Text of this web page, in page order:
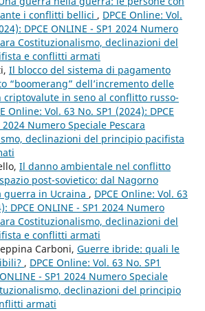
i conflitti bellici , DPCE Online: Vol.
DPCE ONLINE - SP1 2024 Numero
Costituzionalismo, declinazioni del
e conflitti armati
Il blocco del sistema di pagamento
“boomerang” dell’incremento delle
criptovalute in seno al conflitto russo-
Online: Vol. 63 No. SP1 (2024): DPCE
2024 Numero Speciale Pescara
declinazioni del principio pacifista
Il danno ambientale nel conflitto
post-sovietico: dal Nagorno
guerra in Ucraina , DPCE Online: Vol. 63
DPCE ONLINE - SP1 2024 Numero
Costituzionalismo, declinazioni del
e conflitti armati
Carboni, Guerre ibride: quali le
, DPCE Online: Vol. 63 No. SP1
- SP1 2024 Numero Speciale
declinazioni del principio
armati